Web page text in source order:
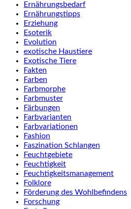
Ernährungsbedarf
Ernährungstipps
Erziehung
Esoterik
Evolution
exotische Haustiere
Exotische Tiere
Fakten
Farben
Farbmorphe
Farbmuster
Färbungen
Farbvarianten
Farbvariationen
Fashion
Faszination Schlangen
Feuchtgebiete
Feuchtigkeit
Feuchtigkeitsmanagement
Folklore
Förderung des Wohlbefindens
Forschung